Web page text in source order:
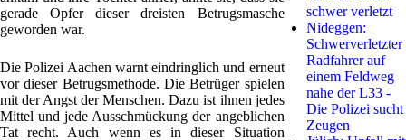
gerade Opfer dieser dreisten Betrugsmasche
geworden war.
Die Polizei Aachen warnt eindringlich und erneut
vor dieser Betrugsmethode. Die Betrüger spielen
mit der Angst der Menschen. Dazu ist ihnen jedes
Mittel und jede Ausschmückung der angeblichen
Tat recht. Auch wenn es in dieser Situation
schwer verletzt
Nideggen:
Schwerverletzter
Radfahrer auf
einem Feldweg
nahe der L33 -
Die Polizei sucht
Zeugen